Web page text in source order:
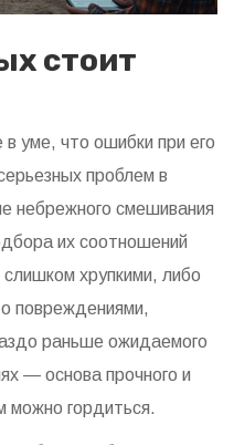
стоит
уме, что ошибки при его
проблем в
небрежного смешивания
их соотношений
хрупкими, либо
повреждениями,
раньше ожидаемого
— основа прочного и
можно гордиться.